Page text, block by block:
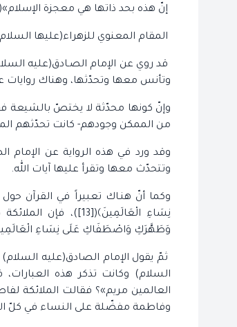
إنّ هذه بحد ذاتها هي معجزة
المقام المعنوي للزهراء(عليها
وتأنس معها وتحدّثها، وهناك روايات
وإنّ كونها محدّثة لا يختصّ بالشيعة
من الممكن وجودهم- كانت تحدّثهم
وقد ورد في هذه الرواية عن الإمام
وتتحدّث معها وتقرأ عليها آيات الله.
وكما أنّ هنـاك تعبيراً في القرآن
نِسَاءِ
وَطَهَّرَكِ وَاصْطَفَاكِ عَلَى نِسَاءِ
ثمّ يقول الإمام الصادق(عليه
السلام) وكانت تذكر هذه
العالمين مريم»؟ فقالت الملائكة
وفاطمة مفضّلة على النساء في كلّ